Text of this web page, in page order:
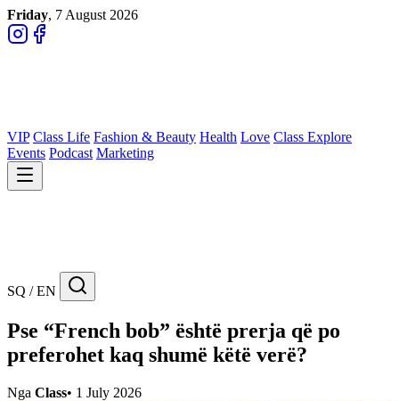
Friday, 7 August 2026
VIP Class Life Fashion & Beauty Health Love Class Explore
Events Podcast Marketing
SQ / EN
Pse “French bob” është prerja që po
preferohet kaq shumë këtë verë?
Nga Class• 1 July 2026